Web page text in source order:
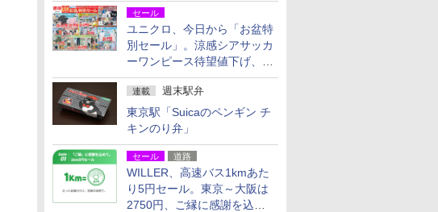
セール
ユニクロ、今日から「お盆特
別セール」。涼感シアサッカ
ーワンピース待望値下げ、撥
水ギアショーツは1990円に
連載 週末駅弁
東京駅「Suicaのペンギン チ
キンのり弁」
セール 道路
WILLER、高速バス1kmあた
り5円セール。東京～大阪は
2750円、ご縁に感謝を込め